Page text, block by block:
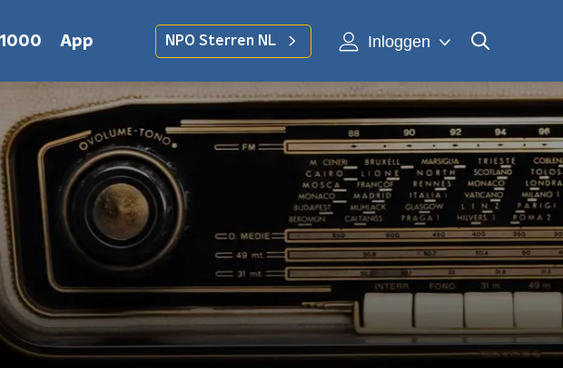
App NPO Sterren NL Inloggen